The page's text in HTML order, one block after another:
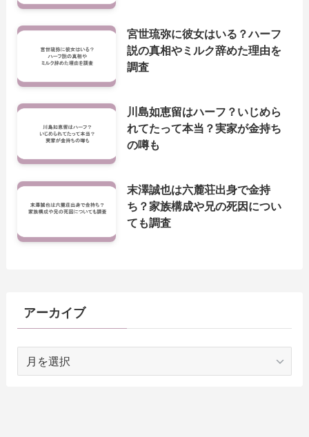
宮世琉弥に彼女はいる？ハーフ
説の真相やミルク辞めた理由を
調査
川島如恵留はハーフ？いじめら
れてたって本当？実家が金持ち
の噂も
末澤誠也は六麓荘出身で金持
ち？家族構成や兄の死因につい
ても調査
アーカイブ